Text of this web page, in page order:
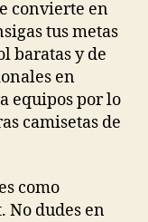
convierte en
tus metas
baratas y de
en
equipos por lo
camisetas de
como
No dudes en